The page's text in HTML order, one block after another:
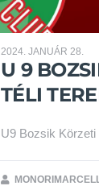
2024. JANUÁR 28.
U 9
TÉLI
U9 Bozsik Körzeti